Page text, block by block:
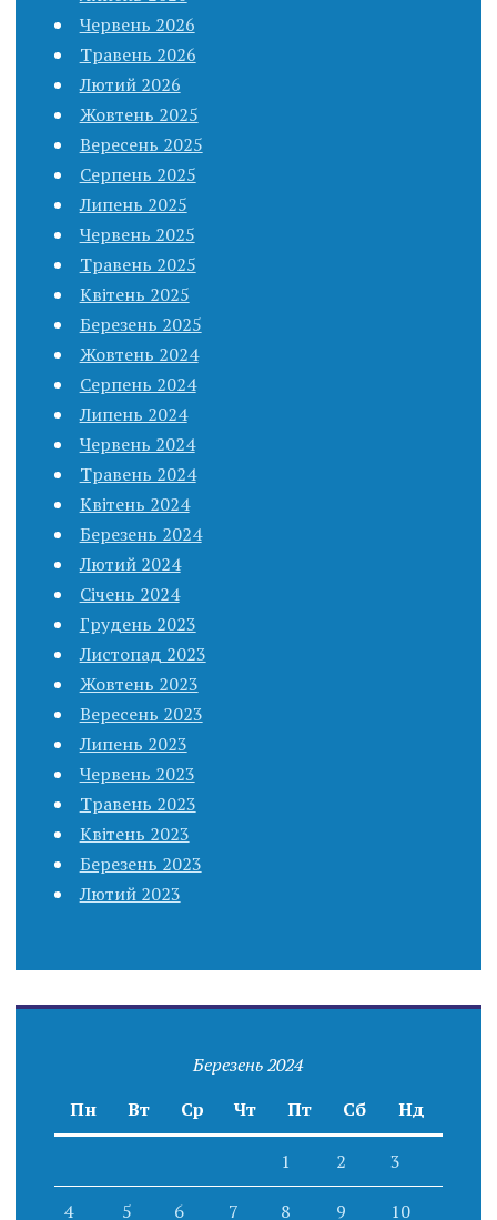
Червень 2026
Травень 2026
Лютий 2026
Жовтень 2025
Вересень 2025
Серпень 2025
Липень 2025
Червень 2025
Травень 2025
Квітень 2025
Березень 2025
Жовтень 2024
Серпень 2024
Липень 2024
Червень 2024
Травень 2024
Квітень 2024
Березень 2024
Лютий 2024
Січень 2024
Грудень 2023
Листопад 2023
Жовтень 2023
Вересень 2023
Липень 2023
Червень 2023
Травень 2023
Квітень 2023
Березень 2023
Лютий 2023
Березень 2024
Пн
Вт Ср Чт Пт Сб Нд
1 2 3
4 5 6 7 8 9 10